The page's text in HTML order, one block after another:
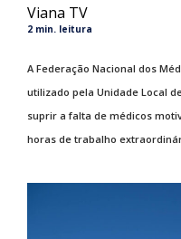
Viana TV
2 min. leitura
A Federação Nacional dos
utilizado pela Unidade Local
suprir a falta de médicos
horas de trabalho